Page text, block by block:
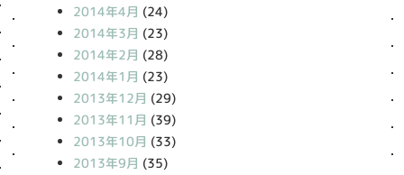
2014年4月 (24)
2014年3月 (23)
2014年2月 (28)
2014年1月 (23)
2013年12月 (29)
2013年11月 (39)
2013年10月 (33)
2013年9月 (35)